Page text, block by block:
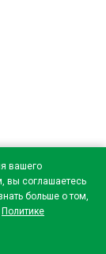
вашего
вы соглашаетесь
больше о том,
Политике